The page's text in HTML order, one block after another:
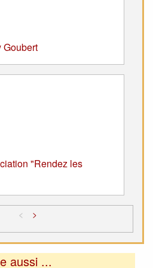
Goubert
"Rendez les
< >
aussi ...